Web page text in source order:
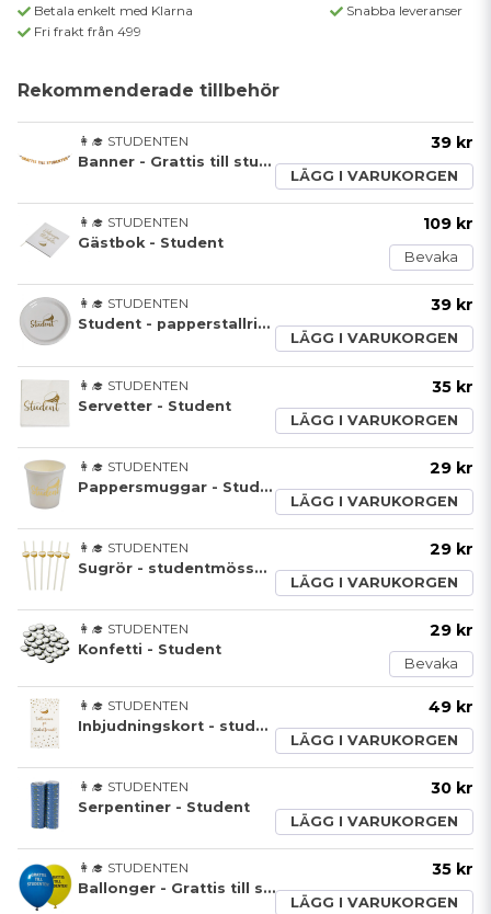
Betala enkelt med Klarna
Snabba leveranser
Fri frakt från 499
Rekommenderade tillbehör
👩‍🎓 STUDENTEN
Banner - Grattis till studenten - Guld
39 kr
LÄGG I VARUKORGEN
👩‍🎓 STUDENTEN
Gästbok - Student
109 kr
Bevaka
👩‍🎓 STUDENTEN
Student - papperstallrik - 8 pack
39 kr
LÄGG I VARUKORGEN
👩‍🎓 STUDENTEN
Servetter - Student
35 kr
LÄGG I VARUKORGEN
👩‍🎓 STUDENTEN
Pappersmuggar - Student - 8 pack
29 kr
LÄGG I VARUKORGEN
👩‍🎓 STUDENTEN
Sugrör - studentmössa vit/guld - 8 pack
29 kr
LÄGG I VARUKORGEN
👩‍🎓 STUDENTEN
Konfetti - Student
29 kr
Bevaka
👩‍🎓 STUDENTEN
Inbjudningskort - student - 6 pack
49 kr
LÄGG I VARUKORGEN
👩‍🎓 STUDENTEN
Serpentiner - Student
30 kr
LÄGG I VARUKORGEN
👩‍🎓 STUDENTEN
Ballonger - Grattis till studenten
35 kr
LÄGG I VARUKORGEN